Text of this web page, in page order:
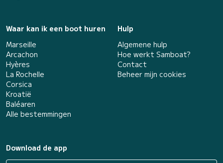
Waar kan ik een boot huren
Marseille
Arcachon
Hyères
La Rochelle
Corsica
Kroatië
Baléaren
Alle bestemmingen
Hulp
Algemene hulp
Hoe werkt Samboat?
Contact
Beheer mijn cookies
Download de app